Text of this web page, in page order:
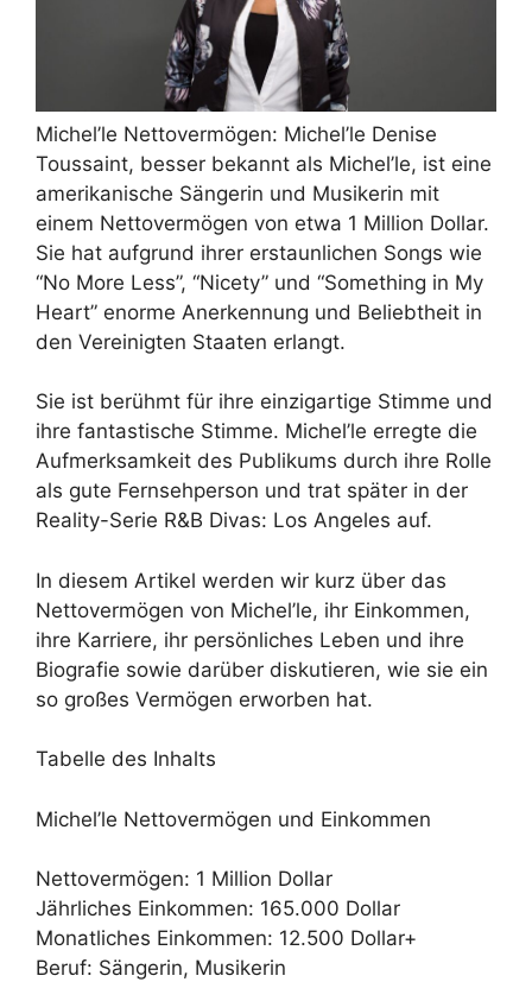
Michel’le Nettovermögen: Michel’le Denise
Toussaint, besser bekannt als Michel’le, ist eine
amerikanische Sängerin und Musikerin mit
einem Nettovermögen von etwa 1 Million Dollar.
Sie hat aufgrund ihrer erstaunlichen Songs wie
“No More Less”, “Nicety” und “Something in My
Heart” enorme Anerkennung und Beliebtheit in
den Vereinigten Staaten erlangt.
Sie ist berühmt für ihre einzigartige Stimme und
ihre fantastische Stimme. Michel’le erregte die
Aufmerksamkeit des Publikums durch ihre Rolle
als gute Fernsehperson und trat später in der
Reality-Serie R&B Divas: Los Angeles auf.
In diesem Artikel werden wir kurz über das
Nettovermögen von Michel’le, ihr Einkommen,
ihre Karriere, ihr persönliches Leben und ihre
Biografie sowie darüber diskutieren, wie sie ein
so großes Vermögen erworben hat.
Tabelle des Inhalts
Michel’le Nettovermögen und Einkommen
Nettovermögen: 1 Million Dollar
Jährliches Einkommen: 165.000 Dollar
Monatliches Einkommen: 12.500 Dollar+
Beruf: Sängerin, Musikerin